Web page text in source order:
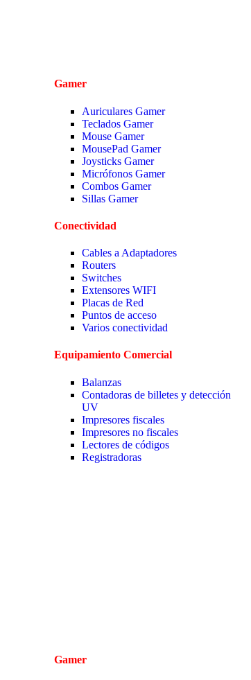
Gamer
Auriculares Gamer
Teclados Gamer
Mouse Gamer
MousePad Gamer
Joysticks Gamer
Micrófonos Gamer
Combos Gamer
Sillas Gamer
Conectividad
Cables a Adaptadores
Routers
Switches
Extensores WIFI
Placas de Red
Puntos de acceso
Varios conectividad
Equipamiento Comercial
Balanzas
Contadoras de billetes y detección
UV
Impresores fiscales
Impresores no fiscales
Lectores de códigos
Registradoras
Gamer